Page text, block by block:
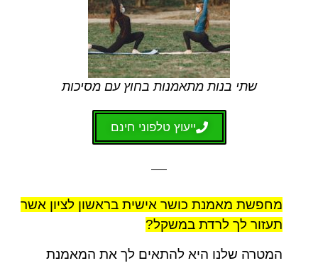
שתי בנות מתאמנות בחוץ עם מסיכות
ייעוץ טלפוני חינם
מחפשת מאמנת כושר אישית בראשון לציון אשר
תעזור לך לרדת במשקל?
המטרה שלנו היא להתאים לך את המאמנת